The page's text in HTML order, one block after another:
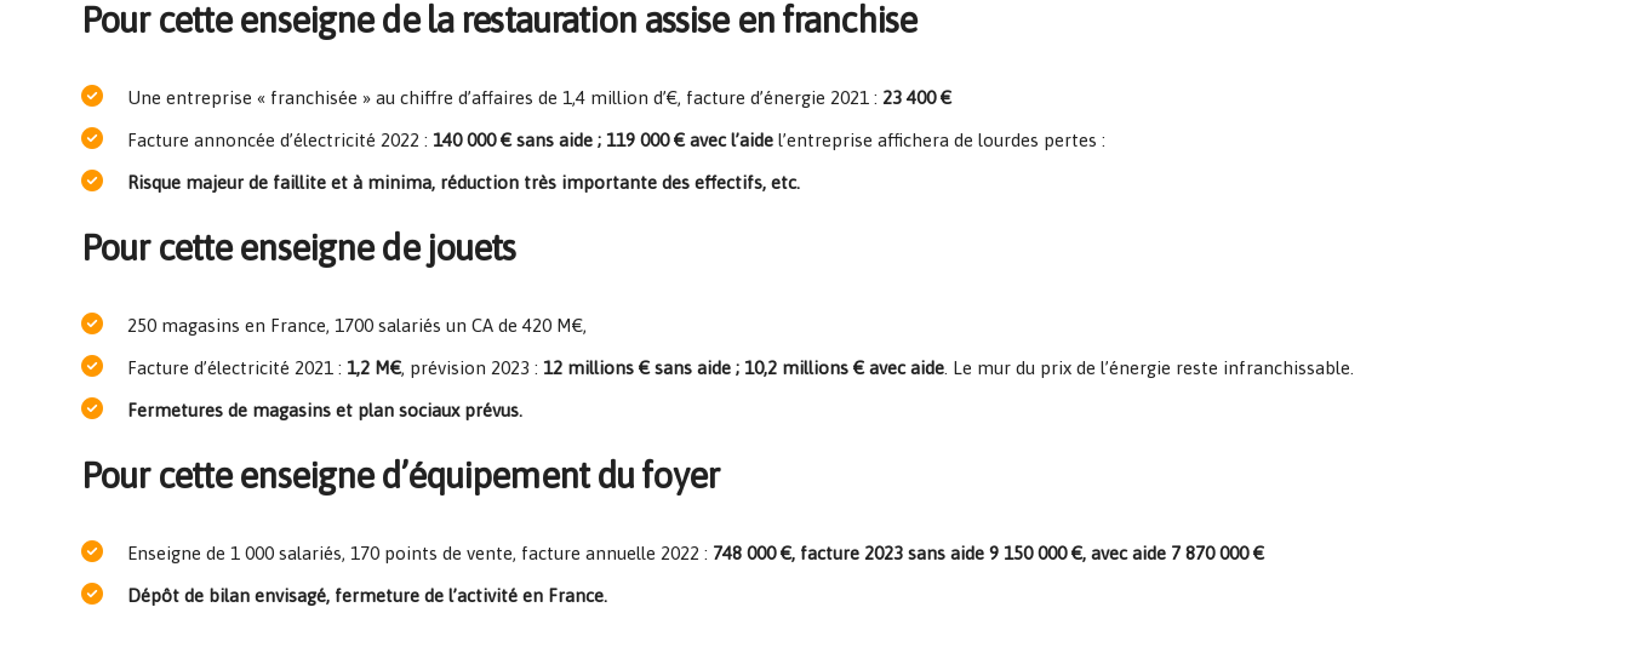
Pour cette enseigne de la restauration assise en franchise
Une entreprise « franchisée » au chiffre d’affaires de 1,4 million d’€, facture d’énergie 2021 : 23 400 €
Facture annoncée d’électricité 2022 : 140 000 € sans aide ; 119 000 € avec l’aide l’entreprise affichera de lourdes pertes :
Risque majeur de faillite et à minima, réduction très importante des effectifs, etc.
Pour cette enseigne de jouets
250 magasins en France, 1700 salariés un CA de 420 M€,
Facture d’électricité 2021 : 1,2 M€, prévision 2023 : 12 millions € sans aide ; 10,2 millions € avec aide . Le mur du prix de l’énergie reste infranchissable.
Fermetures de magasins et plan sociaux prévus.
Pour cette enseigne d’équipement du foyer
Enseigne de 1 000 salariés, 170 points de vente, facture annuelle 2022 : 748 000 €, facture 2023 sans aide 9 150 000 €, avec aide 7 870 000 €
Dépôt de bilan envisagé, fermeture de l’activité en France.